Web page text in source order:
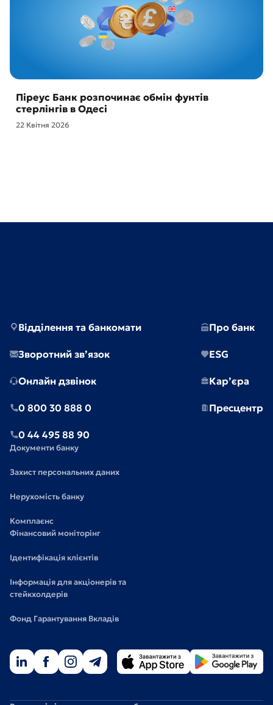
Піреус Банк розпочинає обмін фунтів
стерлінгів в Одесі
22 Квітня 2026
Відділення та банкомати
Зворотний зв’язок
Онлайн дзвінок
0 800 30 888 0
0 44 495 88 90
Про банк
ESG
Кар’єра
Пресцентр
Документи банку
Захист персональних даних
Нерухомість банку
Комплаєнс
Фінансовий моніторінг
Ідентифікація клієнтів
Інформація для акціонерів та
стейкхолдерів
Фонд Гарантування Вкладів